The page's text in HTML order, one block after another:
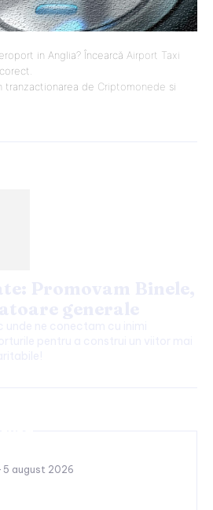
in Anglia? Încearcă Airport Taxi
tranzactionarea de Criptomonede si
5 august 2026